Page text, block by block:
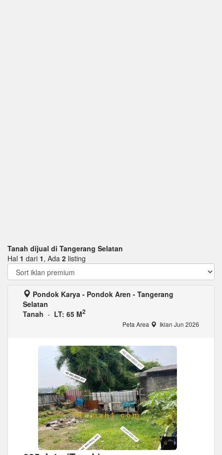
Tanah dijual di Tangerang Selatan
Hal 1 dari 1, Ada 2 listing
Pondok Karya - Pondok Aren - Tangerang
Selatan
Tanah - LT: 65 M2
Peta Area Iklan Jun 2026